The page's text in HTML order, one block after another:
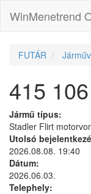
WinMenetrend
FUTÁR
415 106
Jármű típus:
Stadler Flirt
Utolsó
2026.08.08. 19:40
Dátum:
2026.06.03.
Telephely: